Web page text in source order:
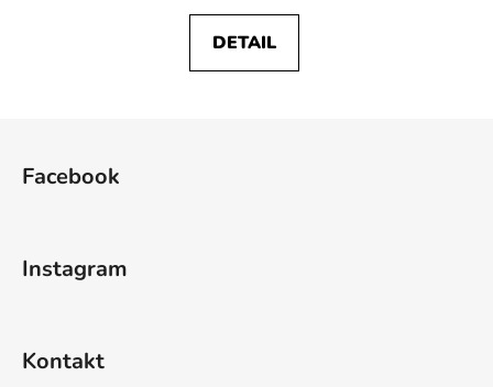
DETAIL
Facebook
Instagram
Kontakt